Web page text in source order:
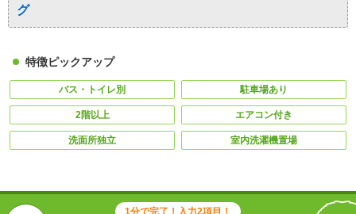
グ
特徴ピックアップ
バス・トイレ別 駐車場あり
2階以上 エアコン付き
洗面所独立 室内洗濯機置場
1分で完了！入力2項目！